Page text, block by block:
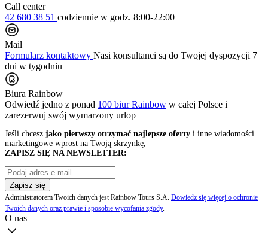
Call center
42 680 38 51 codziennie w godz. 8:00-22:00
Mail
Formularz kontaktowy Nasi konsultanci są do Twojej dyspozycji 7
dni w tygodniu
Biura Rainbow
Odwiedź jedno z ponad 100 biur Rainbow w całej Polsce i
zarezerwuj swój wymarzony urlop
Jeśli chcesz jako pierwszy otrzymać najlepsze oferty i inne wiadomości
marketingowe wprost na Twoją skrzynkę,
ZAPISZ SIĘ NA NEWSLETTER:
Zapisz się
Administratorem Twoich danych jest Rainbow Tours S.A. Dowiedz się więcej o ochronie
Twoich danych oraz prawie i sposobie wycofania zgody.
O nas